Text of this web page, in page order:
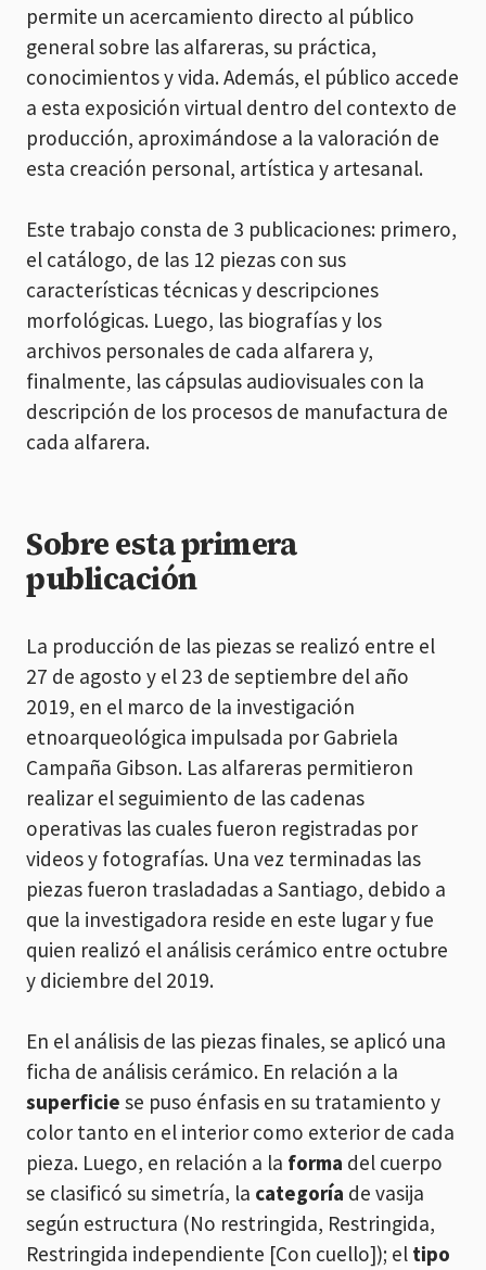
permite un acercamiento directo al público
general sobre las alfareras, su práctica,
conocimientos y vida. Además, el público accede
a esta exposición virtual dentro del contexto de
producción, aproximándose a la valoración de
esta creación personal, artística y artesanal.
Este trabajo consta de 3 publicaciones: primero,
el catálogo, de las 12 piezas con sus
características técnicas y descripciones
morfológicas. Luego, las biografías y los
archivos personales de cada alfarera y,
finalmente, las cápsulas audiovisuales con la
descripción de los procesos de manufactura de
cada alfarera.
Sobre esta primera
publicación
La producción de las piezas se realizó entre el
27 de agosto y el 23 de septiembre del año
2019, en el marco de la investigación
etnoarqueológica impulsada por Gabriela
Campaña Gibson. Las alfareras permitieron
realizar el seguimiento de las cadenas
operativas las cuales fueron registradas por
videos y fotografías. Una vez terminadas las
piezas fueron trasladadas a Santiago, debido a
que la investigadora reside en este lugar y fue
quien realizó el análisis cerámico entre octubre
y diciembre del 2019.
En el análisis de las piezas finales, se aplicó una
ficha de análisis cerámico. En relación a la
superficie se puso énfasis en su tratamiento y
color tanto en el interior como exterior de cada
pieza. Luego, en relación a la forma del cuerpo
se clasificó su simetría, la categoría de vasija
según estructura (No restringida, Restringida,
Restringida independiente [Con cuello]); el tipo